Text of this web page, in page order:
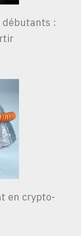
débutants :
en crypto-